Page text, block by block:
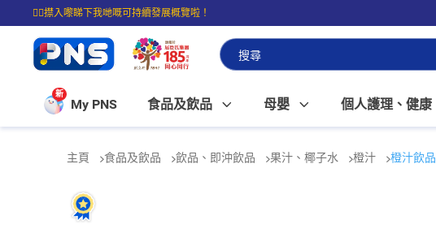
☝🏼㩒入嚟睇下我哋嘅可持續發展概覽啦！
⭐購物滿$399即享免費送貨；滿$100即可免費店取。
新
My PNS 食品及飲品 母嬰 個人護理、健康
主頁 食品及飲品 飲品、即沖飲品 果汁、椰子水 橙汁 橙汁飲品